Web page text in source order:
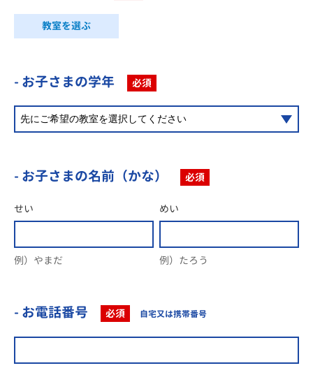
教室を選ぶ
- お子さまの学年 必須
- お子さまの名前（かな） 必須
せい
例）やまだ
めい
例）たろう
- お電話番号 必須 自宅又は携帯番号